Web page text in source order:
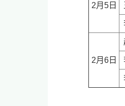
2月5日
2月6日